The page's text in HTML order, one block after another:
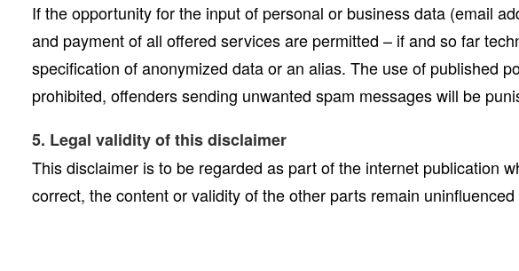
If the opportunity for the input of personal or business data (email
and payment of all offered services are permitted – if and so far
specification of anonymized data or an alias. The use of published
prohibited, offenders sending unwanted spam messages will be
5. Legal validity of this disclaimer
This disclaimer is to be regarded as part of the internet publication
correct, the content or validity of the other parts remain